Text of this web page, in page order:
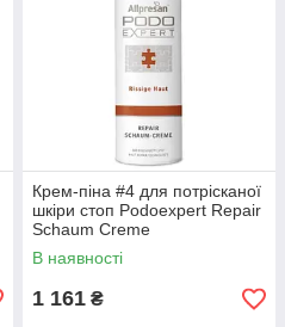
Крем-піна #4 для потрісканої
шкіри стоп Podoexpert Repair
Schaum Creme
В наявності
1 161 ₴